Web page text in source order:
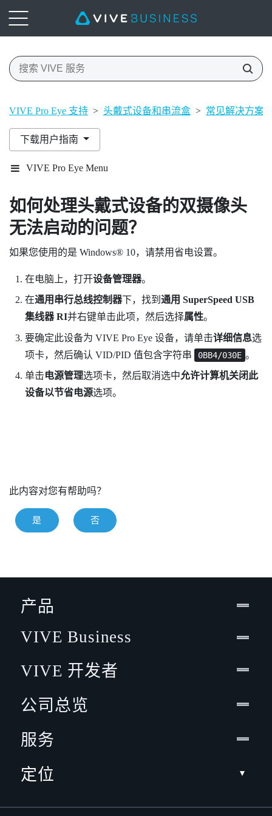
VIVE Pro Eye 支持 > 头戴式设备和串流盒 > 常见解决方案
下载用户指南
VIVE Pro Eye Menu
如何处理头戴式设备的双摄像头
无法启动的问题？
如果您使用的是 Windows® 10，请禁用省电设置。
在电脑上，打开设备管理器。
在通用串行总线控制器下，找到 通用 SuperSpeed USB
集线器 RI并右键单击此项，然后选择属性。
要确定此设备为 VIVE Pro Eye设备，请单击详细信息选
项卡，然后确认 VID/PID 值包含字符串
0BB4/030E 。
单击电源管理选项卡，然后取消选中允许计算机关闭此
设备以节省电源选项。
此内容对您有帮助吗？
是 否
产品
VIVE Business
VIVE 开发者
公司总览
服务
定位